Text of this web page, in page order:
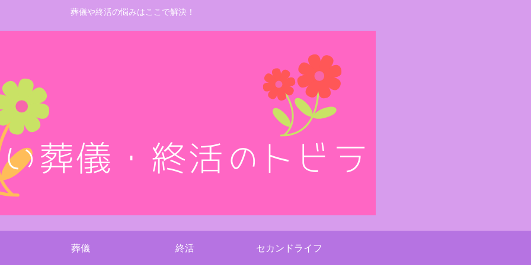
葬儀や終活の悩みはここで解決！
葬儀 終活 セカンドライフ